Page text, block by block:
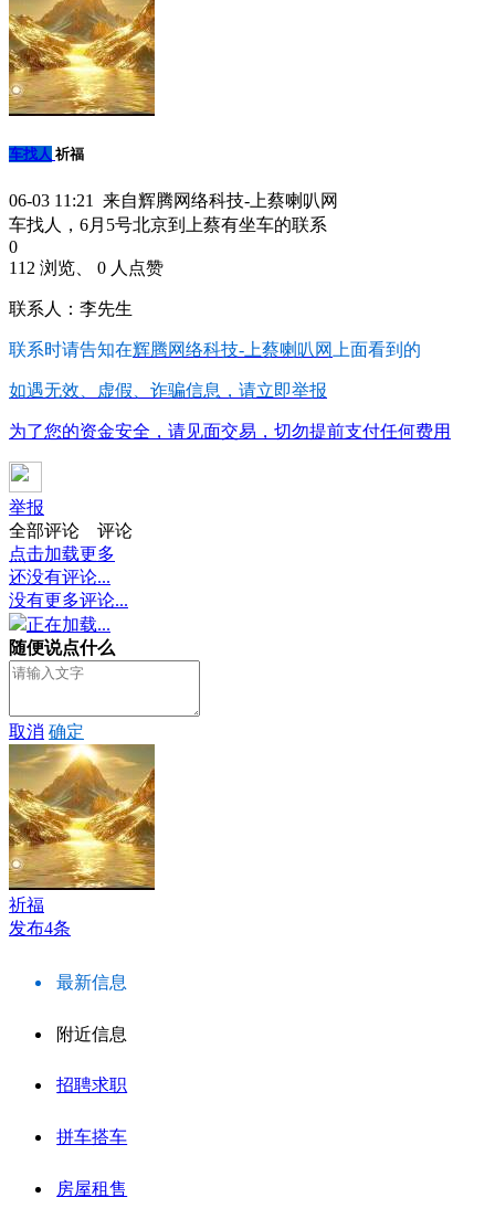
车找人 祈福
06-03 11:21 来自辉腾网络科技-上蔡喇叭网
车找人，6月5号北京到上蔡有坐车的联系
0
112 浏览、 0 人点赞
联系人：李先生
联系时请告知在辉腾网络科技-上蔡喇叭网 上面看到的
如遇无效、虚假、诈骗信息，请立即举报
为了您的资金安全，请见面交易，切勿提前支付任何费用
举报
全部评论
评论
点击加载更多
还没有评论...
没有更多评论...
正在加载...
随便说点什么
取消 确定
祈福
发布4条
最新信息
附近信息
招聘求职
拼车搭车
房屋租售